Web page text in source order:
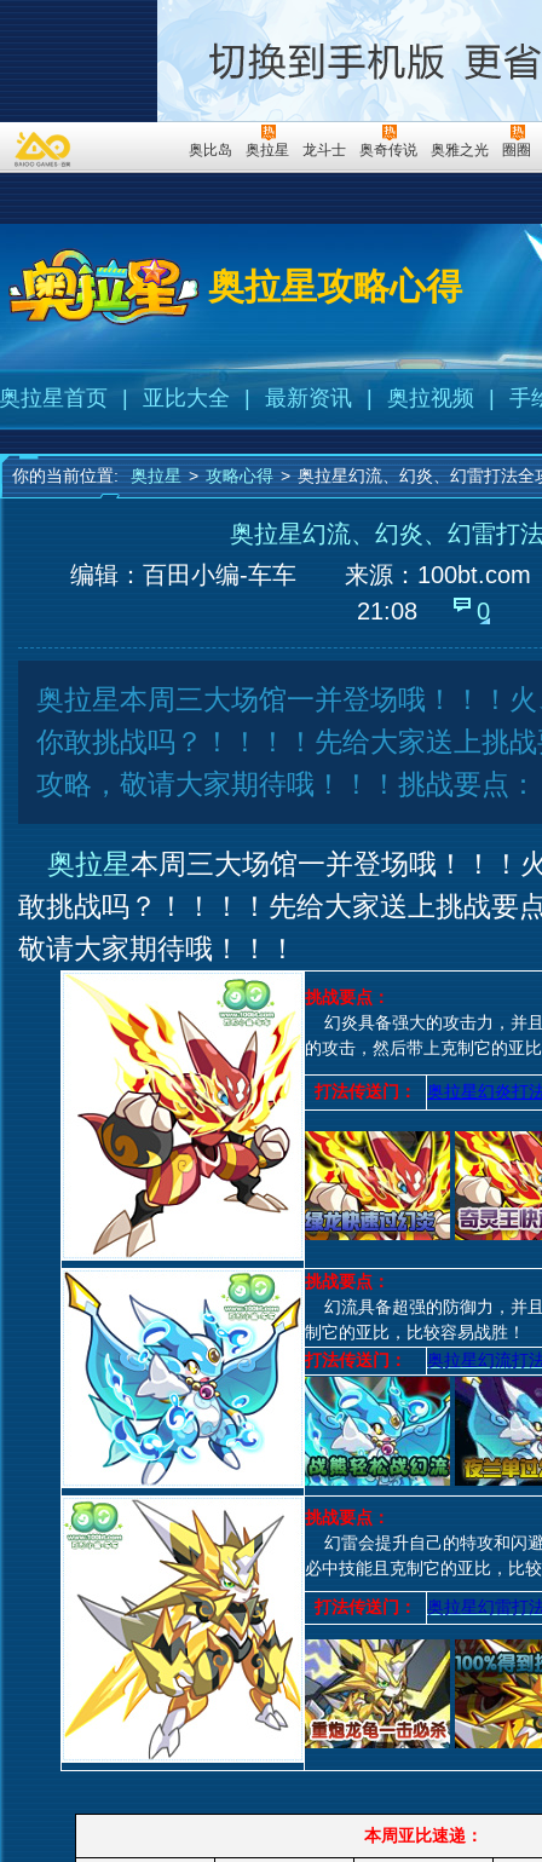
奥比岛 奥拉星 龙斗士 奥奇传说 奥雅之光 圈圈
奥拉星攻略心得
奥拉星首页 亚比大全 最新资讯 奥拉视频 手
你的当前位置: 奥拉星 > 攻略心得 > 奥拉星幻流、幻炎、幻雷打法全
奥拉星幻流、幻炎、幻雷打
编辑：百田小编-车车
来源： 100bt.com
21:08
0
奥拉星本周三大场馆一并登场哦！！！
你敢挑战吗？！！！！先给大家送上挑
攻略，敬请大家期待哦！！！挑战要点
奥拉星本周三大场馆一并登场哦！！！
敢挑战吗？！！！！先给大家送上挑战要
敬请大家期待哦！！！
挑战要点：
幻炎具备强大的攻击力，并
的攻击，然后带上克制它的亚
打法传送门： 奥拉星幻炎打
挑战要点：
幻流具备超强的防御力，并
制它的亚比，比较容易战胜！
打法传送门：
奥拉星幻流打
挑战要点：
幻雷会提升自己的特攻和闪
必中技能且克制它的亚比，比
打法传送门：
奥拉星幻雷打
本周亚比速递：